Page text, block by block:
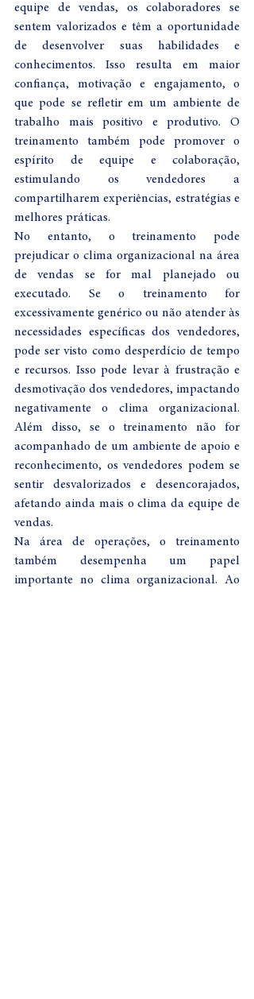
equipe de vendas, os colaboradores se
sentem valorizados e têm a oportunidade
de desenvolver suas habilidades e
conhecimentos. Isso resulta em maior
confiança, motivação e engajamento, o
que pode se refletir em um ambiente de
trabalho mais positivo e produtivo. O
treinamento também pode promover o
espírito de equipe e colaboração,
estimulando os vendedores a
compartilharem experiências, estratégias e
melhores práticas.
No entanto, o treinamento pode
prejudicar o clima organizacional na área
de vendas se for mal planejado ou
executado. Se o treinamento for
excessivamente genérico ou não atender às
necessidades específicas dos vendedores,
pode ser visto como desperdício de tempo
e recursos. Isso pode levar à frustração e
desmotivação dos vendedores, impactando
negativamente o clima organizacional.
Além disso, se o treinamento não for
acompanhado de um ambiente de apoio e
reconhecimento, os vendedores podem se
sentir desvalorizados e desencorajados,
afetando ainda mais o clima da equipe de
vendas.
Na área de operações, o treinamento
também desempenha um papel
importante no clima organizacional. Ao